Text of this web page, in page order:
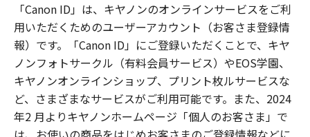
「Canon ID」は、キヤノンのオンラインサービスをご利
用いただくためのユーザーアカウント（お客さま登録情
報）です。「Canon ID」にご登録いただくことで、キヤ
ノンフォトサークル（有料会員サービス）やEOS学園、
キヤノンオンラインショップ、プリント枚ルサービスな
ど、さまざまなサービスがご利用可能です。また、2024
年2 月よりキヤノンホームページ「個人のお客さま」で